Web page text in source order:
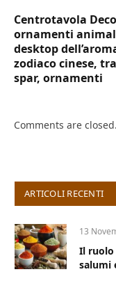
Centrotavola
ornamenti
desktop
zodiaco cinese,
spar, ornamenti
Comments are closed.
ARTICOLI RECENTI
13
Il ruolo
salumi